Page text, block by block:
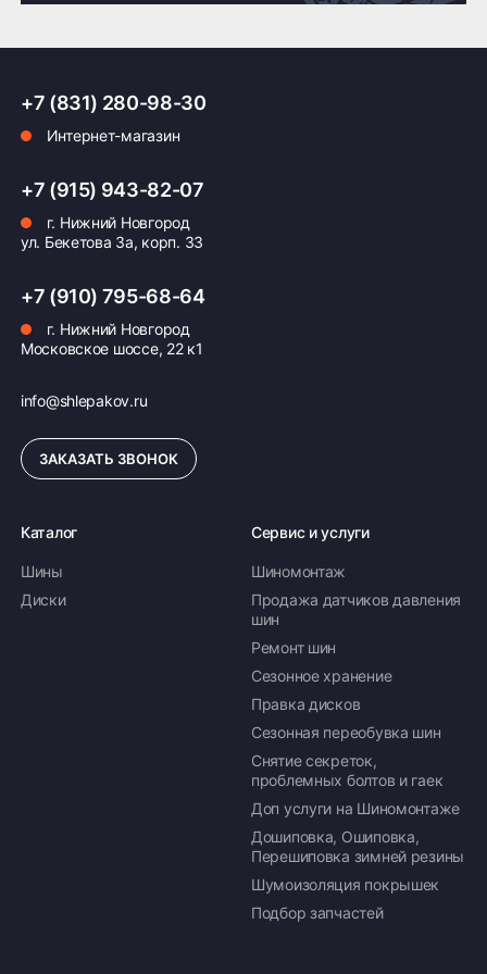
Мы отправляем заказы по всей России всеми
транспортными компаниями (ПЭК, Деловые
Автотрейдинг, Ратэк, Энергия и др.)
Доставка комплекта
(4 шт) шин или
дисков до терминала
транспортной
Новгороде —
бесплатная
Бесплатно
ПОДРОБНЕЕ ОБ ДОСТАВКЕ
Оплата заказа
Возможна картой, наличными при получении,
также доступно оформление кредита и
формирование счёта для Юр.Лица
+7 (831) 280-98-30
Интернет-магазин
+7 (915) 943-82-07
г. Нижний Новгород
ул. Бекетова 3а, корп. 33
+7 (910) 795-68-64
г. Нижний Новгород
Московское шоссе, 22 к1
info@shlepakov.ru
ЗАКАЗАТЬ ЗВОНОК
Каталог
Шины
Диски
Сервис и услуги
Шиномонтаж
Продажа датчиков давления
шин
Ремонт шин
Сезонное хранение
Правка дисков
Сезонная переобувка шин
Снятие секреток,
проблемных болтов и гаек
Доп услуги на Шиномонтаже
Дошиповка, Ошиповка,
Перешиповка зимней резины
Шумоизоляция покрышек
Подбор запчастей